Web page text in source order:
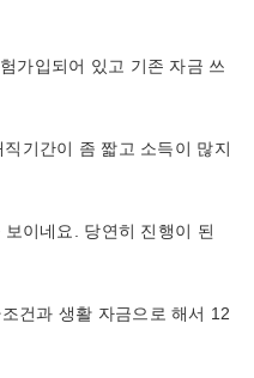
가입되어 있고 기존 자금 쓰
기간이 좀 짧고 소득이 많지
이네요. 당연히 진행이 된
건과 생활 자금으로 해서 12